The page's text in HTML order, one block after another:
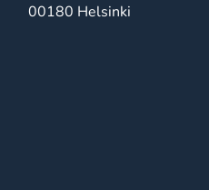
00180 Helsinki